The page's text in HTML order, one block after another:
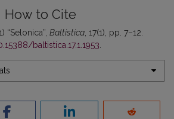
How to Cite
“Selonica”, Baltistica, 17(1), pp. 7–12.
baltistica.17.1.1953